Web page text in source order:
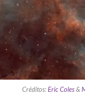
Créditos:Eric Coles&